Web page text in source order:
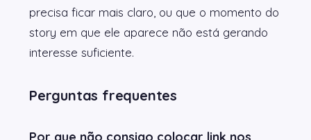
precisa ficar mais claro, ou que o momento do
story em que ele aparece não está gerando
interesse suficiente.
Perguntas frequentes
Por que não consigo colocar link nos